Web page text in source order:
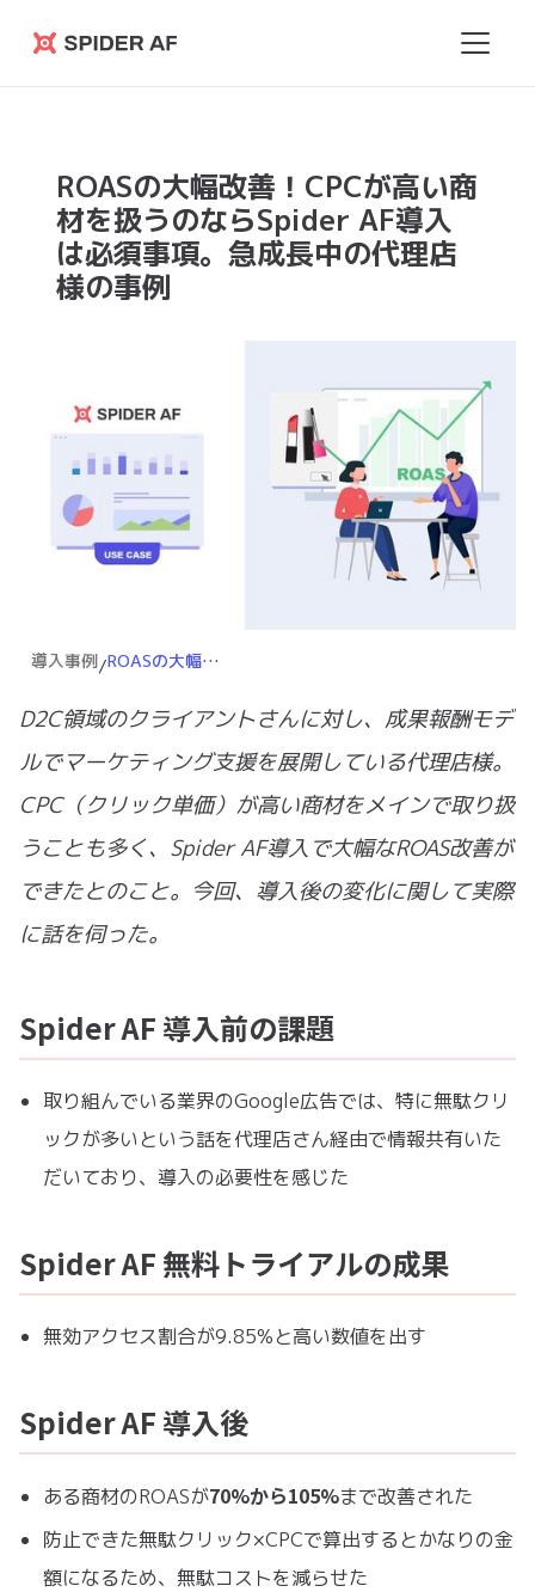
Spider
ROASの大幅改善！CPCが高い商
材を扱うのならSpider AF導入
は必須事項。急成長中の代理店
様の事例
導入事例/ ROASの大幅改善！CPCが高い商材を扱うのならSpider AF導入は必須事項。急成長中の代理店様の事例
D2C領域のクライアントさんに対し、成果報酬モデ
ルでマーケティング支援を展開している代理店様。
CPC（クリック単価）が高い商材をメインで取り扱
うことも多く、Spider AF導入で大幅なROAS改善が
できたとのこと。今回、導入後の変化に関して実際
に話を伺った。
Spider AF 導入前の課題
取り組んでいる業界のGoogle広告では、特に無駄クリ
ックが多いという話を代理店さん経由で情報共有いた
だいており、導入の必要性を感じた
Spider AF 無料トライアルの成果
無効アクセス割合が9.85%と高い数値を出す
Spider AF 導入後
ある商材のROASが70%から105%まで改善された
防止できた無駄クリック×CPCで算出するとかなりの金
額になるため、無駄コストを減らせた